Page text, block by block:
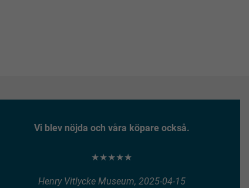
Vi blev nöjda och våra köpare också.
★★★★★
Henry Vitlycke Museum, 2025-04-15